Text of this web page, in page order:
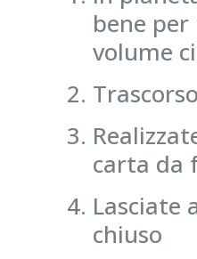
bene
volume
carta da
Lasciate
chiuso